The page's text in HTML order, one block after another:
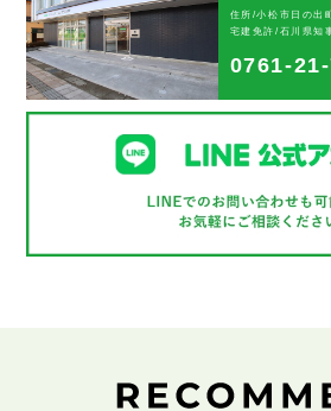
住所/小松市日の出
宅建免許/石川県知
0761-